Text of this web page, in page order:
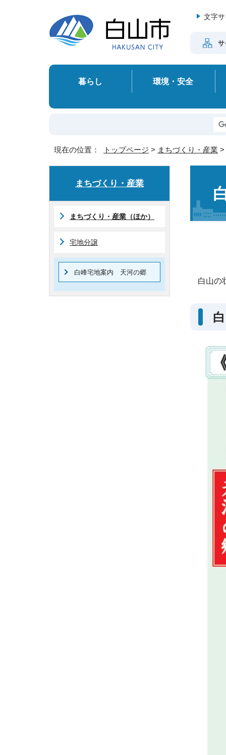
文字
サ
暮らし 環境・安全
現在の位置： トップページ > まちづくり・産業 >
白山の
まちづくり・産業
まちづくり・産業（ほか）
宅地分譲
白峰宅地案内 天河の郷